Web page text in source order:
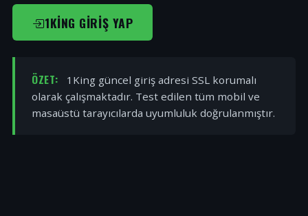
1KING GIRIŞ YAP
ÖZET:
1King güncel giriş adresi SSL korumalı
olarak çalışmaktadır. Test edilen tüm mobil ve
masaüstü tarayıcılarda uyumluluk doğrulanmıştır.